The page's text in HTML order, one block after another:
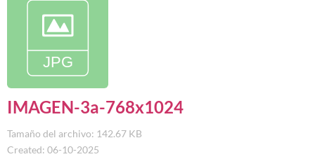
IMAGEN-3a-768x1024
Tamaño del archivo: 142.67 KB
Created: 06-10-2025